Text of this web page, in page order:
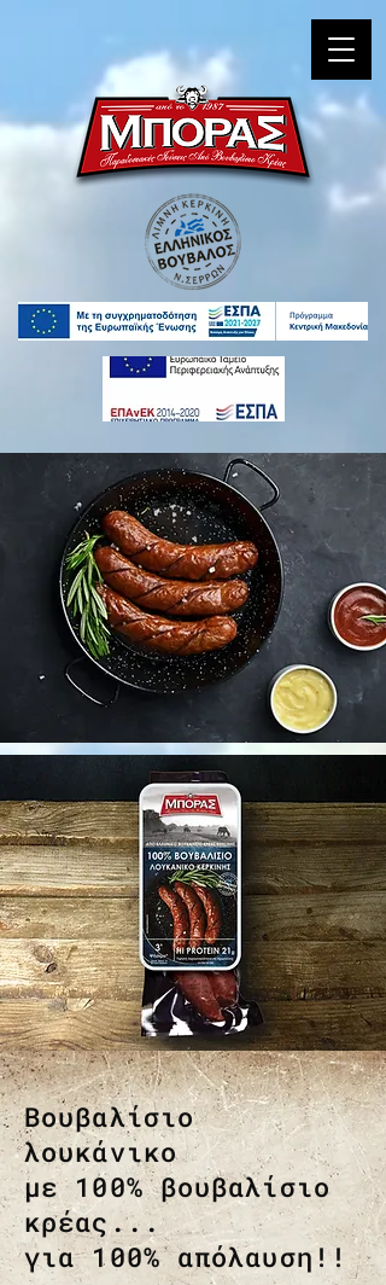
Βουβαλίσιο
λουκάνικο
με 100% βουβαλίσιο
κρέας...
για 100% απόλαυση!!